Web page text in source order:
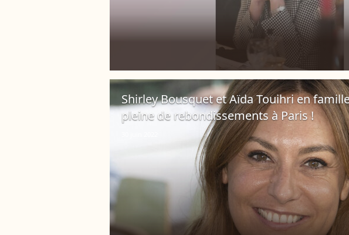
Shirley Bousquet et Aïda Touihri en
pleine de rebondissements à Paris !